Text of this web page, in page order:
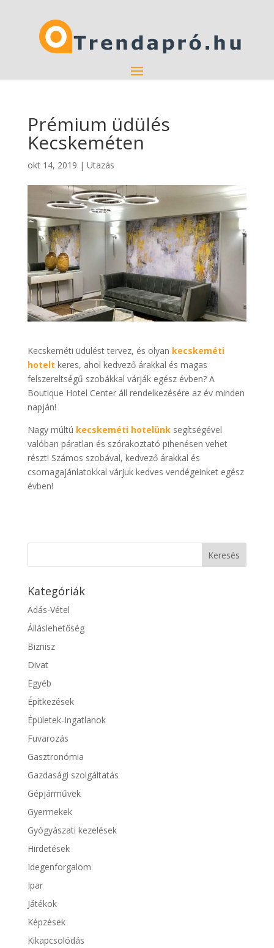
Prémium üdülés
Kecskeméten
okt 14, 2019 | Utazás
Kecskeméti üdülést tervez, és olyan kecskeméti
hotelt keres, ahol kedvező árakkal és magas
felszereltségű szobákkal várják egész évben? A
Boutique Hotel Center áll rendelkezésére az év minden
napján!
Nagy múltú kecskeméti hotelünksegítségével
valóban páratlan és szórakoztató pihenésen vehet
részt! Számos szobával, kedvező árakkal és
csomagajánlatokkal várjuk kedves vendégeinket egész
évben!
Kategóriák
Adás-Vétel
Álláslehetőség
Biznisz
Divat
Egyéb
Építkezések
Épületek-Ingatlanok
Fuvarozás
Gasztronómia
Gazdasági szolgáltatás
Gépjárművek
Gyermekek
Gyógyászati kezelések
Hirdetések
Idegenforgalom
Ipar
Játékok
Képzések
Kikapcsolódás